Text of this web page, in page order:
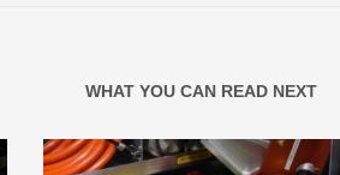
WHAT YOU CAN READ NEXT